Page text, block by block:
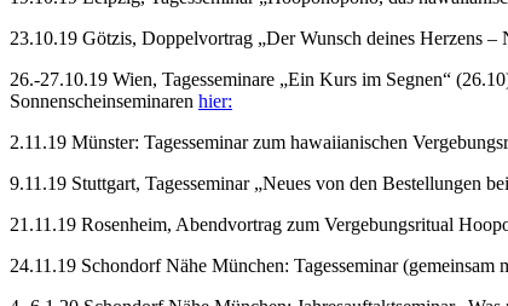
23.10.19 Götzis, Doppelvortrag „Der Wunsch deines Herzens
26.-27.10.19 Wien, Tagesseminare „Ein Kurs im Segnen“
Sonnenscheinseminaren hier:
2.11.19 Münster: Tagesseminar zum hawaiianischen
9.11.19 Stuttgart, Tagesseminar „Neues von den Bestellungen
21.11.19 Rosenheim, Abendvortrag zum Vergebungsritual
24.11.19 Schondorf Nähe München: Tagesseminar